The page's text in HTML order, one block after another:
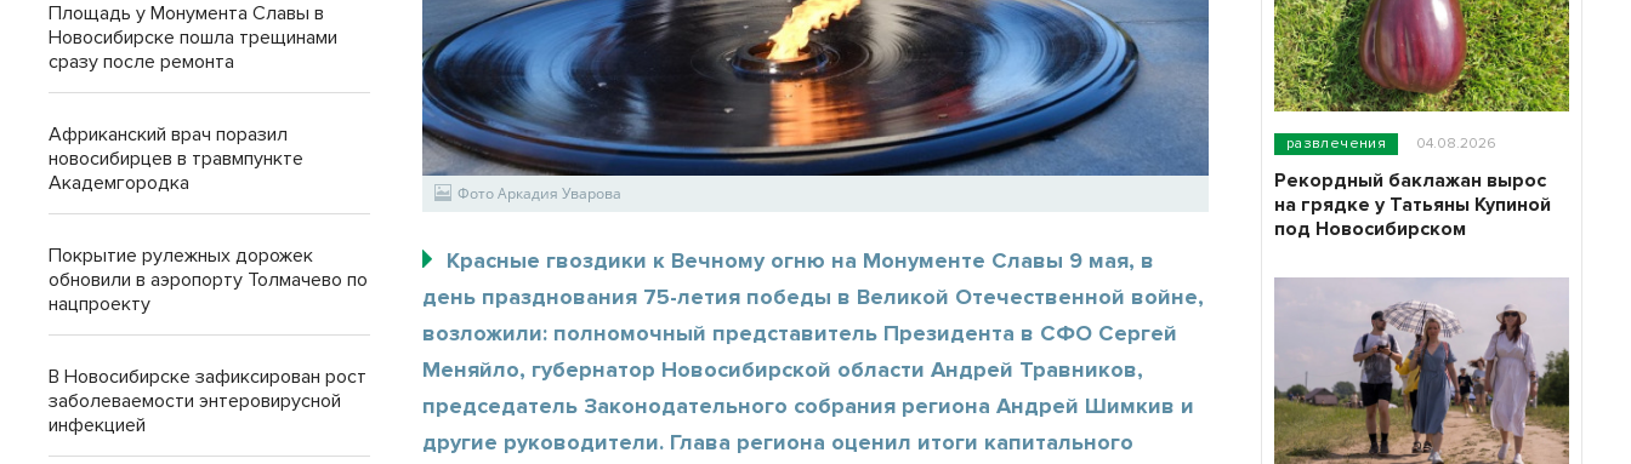
Фото Аркадия Уварова
Красные гвоздики к Вечному огню на Монументе Славы 9 мая, в
день празднования 75-летия победы в Великой Отечественной войне,
возложили: полномочный представитель Президента в СФО Сергей
Меняйло, губернатор Новосибирской области Андрей Травников,
председатель Законодательного собрания региона Андрей Шимкив и
другие руководители. Глава региона оценил итоги капитального
Площадь у Монумента Славы в
Новосибирске пошла трещинами
сразу после ремонта
Африканский врач поразил
новосибирцев в травмпункте
Академгородка
Покрытие рулежных дорожек
обновили в аэропорту Толмачево по
нацпроекту
В Новосибирске зафиксирован рост
заболеваемости энтеровирусной
инфекцией
развлечения 04.08.2026
Рекордный баклажан вырос
на грядке у Татьяны Купиной
под Новосибирском